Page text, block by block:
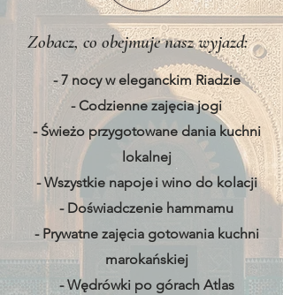
Zobacz, co obejmuje nasz wyjazd:
- 7 nocy w eleganckim Riadzie
- Codzienne zajęcia jogi
- Świeżo przygotowane dania kuchni
lokalnej
- Wszystkie napojei wino do kolacji
- Doświadczenie hammamu
- Prywatne zajęcia gotowania kuchni
marokańskiej
- Wędrówki po górach Atlas